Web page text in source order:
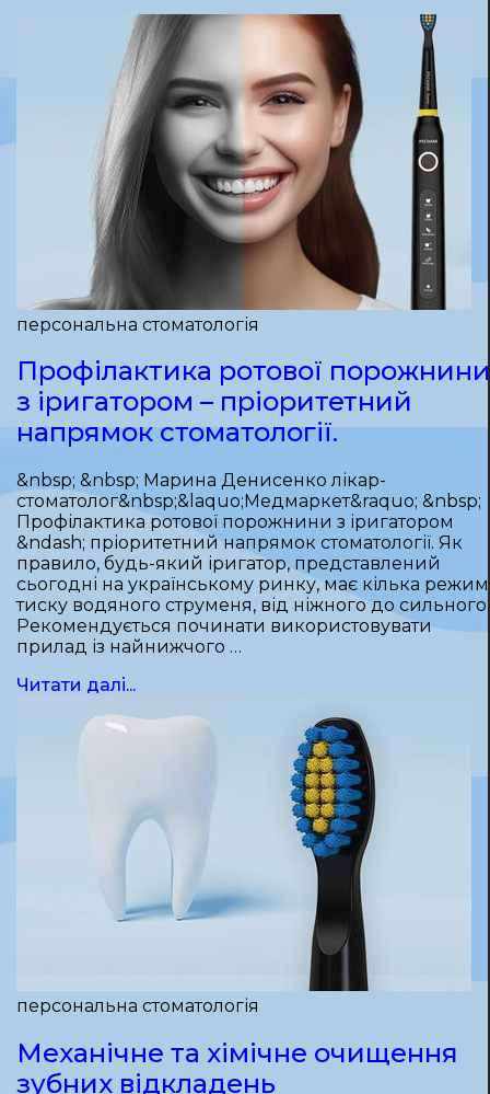
персональна стоматологія
Профілактика ротової порожнини
з іригатором – пріоритетний
напрямок стоматології.
&nbsp; &nbsp; Марина Денисенко лікар-
стоматолог&nbsp;&laquo;Медмаркет&raquo; &nbsp;
Профілактика ротової порожнини з іригатором
&ndash; пріоритетний напрямок стоматології. Як
правило, будь-який іригатор, представлений
сьогодні на українському ринку, має кілька
тиску водяного струменя, від ніжного до сильного.
Рекомендується починати використовувати
прилад із найнижчого …
Читати далі...
персональна стоматологія
Механічне та хімічне очищення
зубних відкладень